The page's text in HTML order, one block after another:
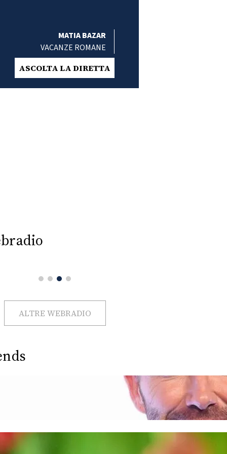
MATIA BAZAR
VACANZE ROMANE
ASCOLTA LA DIRETTA
ALTRE WEBRADIO